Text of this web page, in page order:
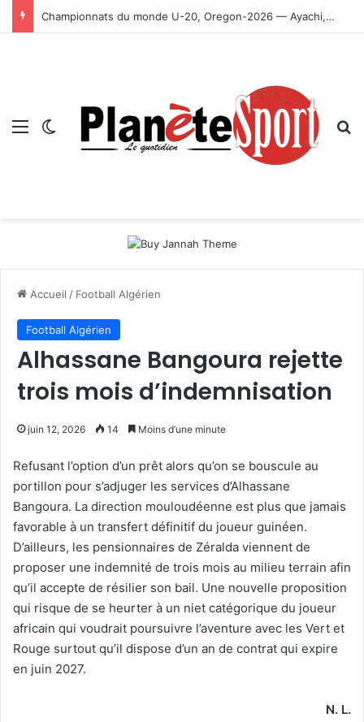
Championnats du monde U-20, Oregon-2026 — Ayachi, Dissa, Touahria et Ghezali en finale
Menu Switch skin
Accueil / Football Algérien
Football Algérien
Alhassane Bangoura rejette
trois mois d’indemnisation
juin 12, 2026 14 Moins d’une minute
Refusant l’option d’un prêt alors qu’on se bouscule au
portillon pour s’adjuger les services d’Alhassane
Bangoura. La direction mouloudéenne est plus que jamais
favorable à un transfert définitif du joueur guinéen.
D’ailleurs, les pensionnaires de Zéralda viennent de
proposer une indemnité de trois mois au milieu terrain afin
qu’il accepte de résilier son bail. Une nouvelle proposition
qui risque de se heurter à un niet catégorique du joueur
africain qui voudrait poursuivre l’aventure avec les Vert et
Rouge surtout qu’il dispose d’un an de contrat qui expire
en juin 2027.
N. L.